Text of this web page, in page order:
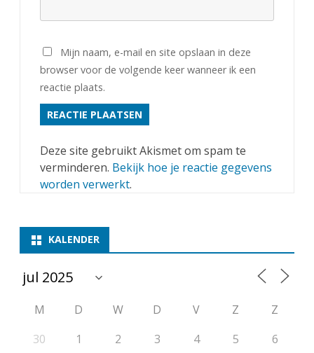
Mijn naam, e-mail en site opslaan in deze
browser voor de volgende keer wanneer ik een
reactie plaats.
Deze site gebruikt Akismet om spam te
verminderen. Bekijk hoe je reactie gegevens
worden verwerkt.
KALENDER
M D W D V Z
Z
30
1 2 3 4 5 6